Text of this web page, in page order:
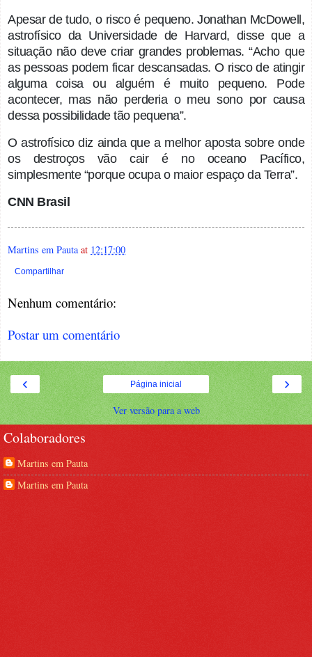
Apesar de tudo, o risco é pequeno. Jonathan McDowell,
astrofísico da Universidade de Harvard, disse que a
situação não deve criar grandes problemas. “Acho que
as pessoas podem ficar descansadas. O risco de atingir
alguma coisa ou alguém é muito pequeno. Pode
acontecer, mas não perderia o meu sono por causa
dessa possibilidade tão pequena”.
O astrofísico diz ainda que a melhor aposta sobre onde
os destroços vão cair é no oceano Pacífico,
simplesmente “porque ocupa o maior espaço da Terra”.
CNN Brasil
Martins em Pauta at 12:17:00
Compartilhar
Nenhum comentário:
Postar um comentário
‹ ›
Página inicial
Ver versão para a web
Colaboradores
Martins em Pauta
Martins em Pauta